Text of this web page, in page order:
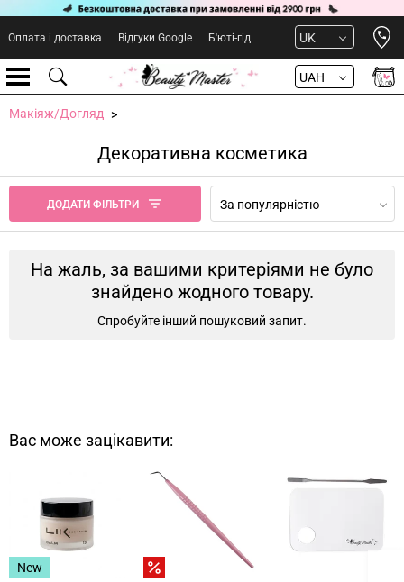
Оплата і доставка Відгуки Google Б'юті-гід UK
UAH
Макіяж/Догляд
Декоративна косметика
ДОДАТИ ФІЛЬТРИ За популярністю
На жаль, за вашими критеріями не було
знайдено жодного товару.
Спробуйте інший пошуковий запит.
Вас може зацікавити:
New